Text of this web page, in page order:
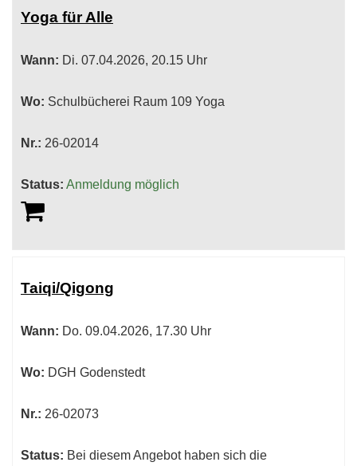
Yoga für Alle
Wann: Di. 07.04.2026, 20.15 Uhr
Wo: Schulbücherei Raum 109 Yoga
Nr.: 26-02014
Status: Anmeldung möglich
Taiqi/Qigong
Wann: Do. 09.04.2026, 17.30 Uhr
Wo: DGH Godenstedt
Nr.: 26-02073
Status: Bei diesem Angebot haben sich die